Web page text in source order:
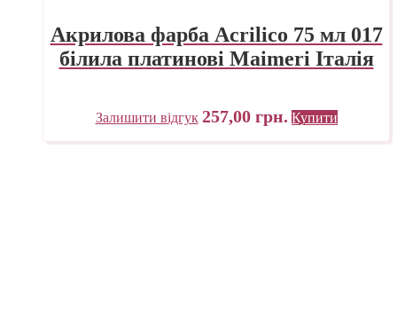
Акрилова фарба Acrilico 75 мл 017
білила платинові Maimeri Італія
Залишити відгук 257,00 грн. Купити